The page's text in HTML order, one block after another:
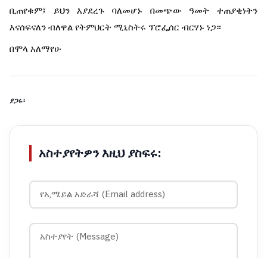
ቢጠየቁም፤ ይህን እያደረጉ ባለመሆኑ በመጭው ዓመት ተጠያቂነትን
እናሰፍናለን ብለዋል የትምህርት ሚኒስትሩ ፕሮፌሰር ብርሃኑ ነጋ።
በሞላ አለማየሁ
ያጋሩ፡
አስተያየትዎን እዚህ ያስፍሩ: